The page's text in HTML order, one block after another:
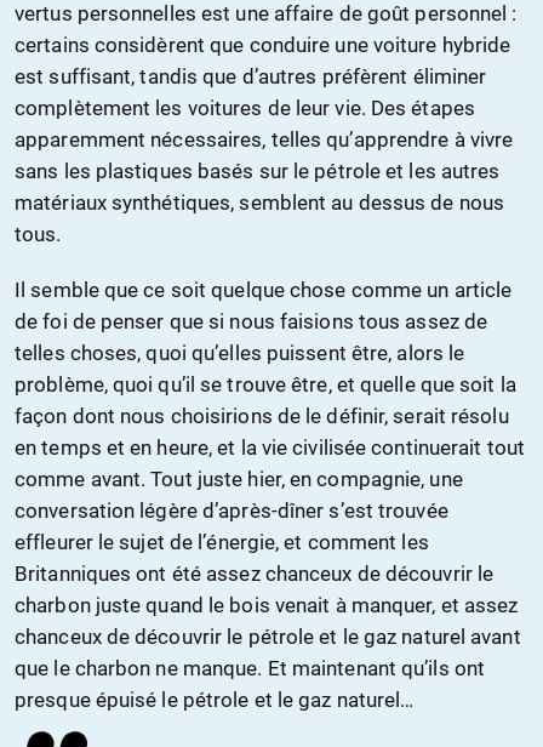
vertus personnelles est une affaire de goût personnel :
certains considèrent que conduire une voiture hybride
est suffisant, tandis que d’autres préfèrent éliminer
complètement les voitures de leur vie. Des étapes
apparemment nécessaires, telles qu’apprendre à vivre
sans les plastiques basés sur le pétrole et les autres
matériaux synthétiques, semblent au dessus de nous
tous.
Il semble que ce soit quelque chose comme un article
de foi de penser que si nous faisions tous assez de
telles choses, quoi qu’elles puissent être, alors le
problème, quoi qu’il se trouve être, et quelle que soit la
façon dont nous choisirions de le définir, serait résolu
en temps et en heure, et la vie civilisée continuerait tout
comme avant. Tout juste hier, en compagnie, une
conversation légère d’après-dîner s’est trouvée
effleurer le sujet de l’énergie, et comment les
Britanniques ont été assez chanceux de découvrir le
charbon juste quand le bois venait à manquer, et assez
chanceux de découvrir le pétrole et le gaz naturel avant
que le charbon ne manque. Et maintenant qu’ils ont
presque épuisé le pétrole et le gaz naturel…